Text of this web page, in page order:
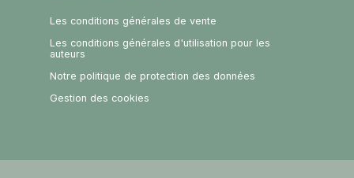
Les conditions générales de vente
Les conditions générales d'utilisation pour les
auteurs
Notre politique de protection des données
Gestion des cookies